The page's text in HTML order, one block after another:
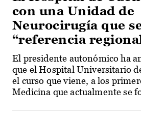
con una Unidad de
Neurocirugía que
“referencia
El presidente autonómico ha
que el Hospital Universitario
el curso que viene, a los
Medicina que actualmente se